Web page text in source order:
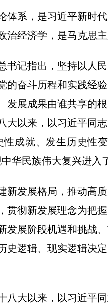
体系，是习近平新时
经济学，是马克思主
书记指出，坚持以人
的奋斗历程和实践经
发展成果由谁共享的
大以来，以习近平同
成就、发生历史性
华民族伟大复兴进入
新发展格局，推动高
贯彻新发展理念为把
展阶段机遇和挑战
史逻辑、现实逻辑决
八大以来，以习近平